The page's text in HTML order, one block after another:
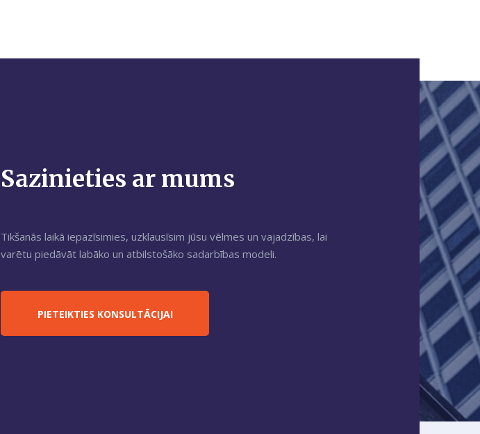
Sazinieties ar mums
Tikšanās laikā iepazīsimies, uzklausīsim jūsu vēlmes un vajadzības, lai
varētu piedāvāt labāko un atbilstošāko sadarbības modeli.
PIETEIKTIES KONSULTĀCIJAI